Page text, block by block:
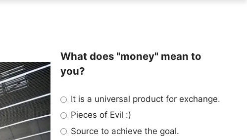
What does "money" mean to
you?
It is a universal product for exchange.
Pieces of Evil :)
Source to achieve the goal.